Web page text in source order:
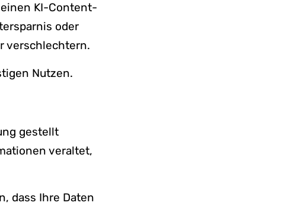
KI-Content-
oder
verschlechtern.
Nutzen.
gestellt
veraltet,
dass Ihre Daten